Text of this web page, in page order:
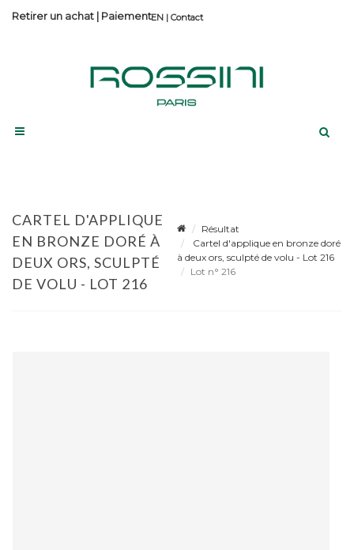
Contact
Retirer un achat | Paiement
CARTEL D'APPLIQUE
EN BRONZE DORÉ À
DEUX ORS, SCULPTÉ
DE VOLU - LOT 216
Résultat
Cartel d'applique en bronze doré
à deux ors, sculpté de volu - Lot 216
Lot n° 216